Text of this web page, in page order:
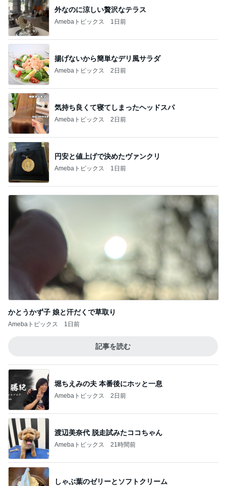
外なのに涼しい贅沢なテラス
Amebaトピックス 1日前
揚げないから簡単なデリ風サラダ
Amebaトピックス 2日前
気持ち良くて寝てしまったヘッドスパ
Amebaトピックス 2日前
円安と値上げで決めたヴァンクリ
Amebaトピックス 1日前
かとうかず子 娘と汗だくで草取り
Amebaトピックス 1日前
記事を読む
堀ちえみの夫 本番後にホッと一息
Amebaトピックス 2日前
渡辺美奈代 脱走試みたココちゃん
Amebaトピックス 21時間前
しゃぶ葉のゼリーとソフトクリーム